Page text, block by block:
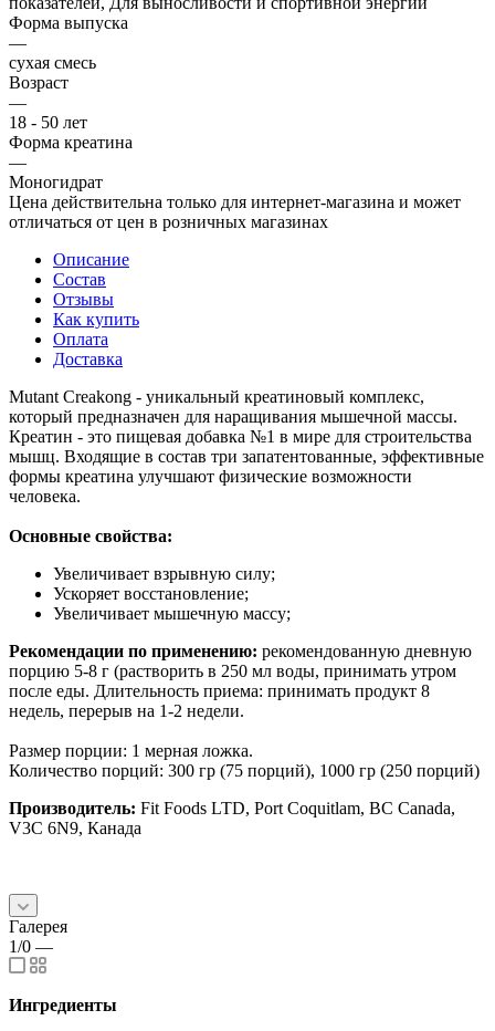
Форма выпуска
—
сухая смесь
Возраст
—
18 - 50 лет
Форма креатина
—
Моногидрат
Цена действительна только для интернет-магазина и может
отличаться от цен в розничных магазинах
Описание
Состав
Отзывы
Как купить
Оплата
Доставка
Mutant Creakong - уникальный креатиновый комплекс,
который предназначен для наращивания мышечной массы.
Креатин - это пищевая добавка №1 в мире для строительства
мышц. Входящие в состав три запатентованные, эффективные
формы креатина улучшают физические возможности
человека.
Основные свойства:
Увеличивает взрывную силу;
Ускоряет восстановление;
Увеличивает мышечную массу;
Рекомендации по применению: рекомендованную дневную
порцию 5-8 г (растворить в 250 мл воды, принимать утром
после еды. Длительность приема: принимать продукт 8
недель, перерыв на 1-2 недели.
Размер порции: 1 мерная ложка.
Количество порций: 300 гр (75 порций), 1000 гр (250 порций)
Производитель: Fit Foods LTD, Port Coquitlam, BC Canada,
V3C 6N9, Канада
Галерея
1/0 —
Ингредиенты